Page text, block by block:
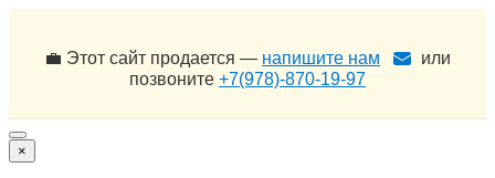
💼 Этот сайт продается — напишите нам
или
позвоните +7(978)-870-19-97
×